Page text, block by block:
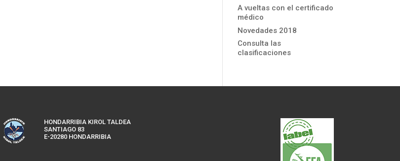
A vueltas con el certificado
médico
Novedades 2018
Consulta las
clasificaciones
HONDARRIBIA KIROL TALDEA
SANTIAGO 83
E-20280 HONDARRIBIA